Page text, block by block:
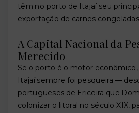
têm no porto de Itajaí seu
exportação de carnes
A Capital Nacional da
Merecido
Se o porto é o motor econômico,
Itajaí sempre foi pesqueira —
portugueses de Ericeira que
colonizar o litoral no século XIX,